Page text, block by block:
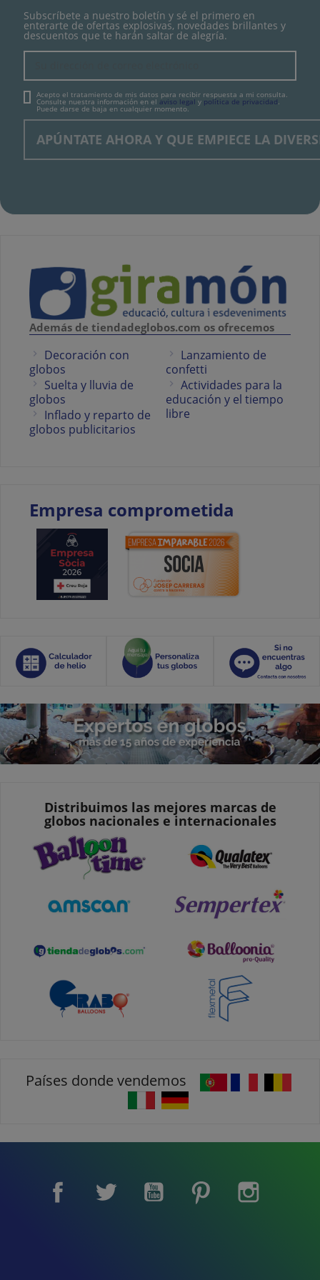
Subscríbete a nuestro boletín y sé el primero en
enterarte de ofertas explosivas, novedades brillantes y
descuentos que te harán saltar de alegría.
Acepto el tratamiento de mis datos para recibir respuesta a mi consulta.
Consulte nuestra información en el aviso legal y política de privacidad
Puede darse de baja en cualquier momento.
Además de tiendadeglobos.com os ofrecemos
Decoración con
globos
Suelta y lluvia de
globos
Inflado y reparto de
globos publicitarios
Lanzamiento de
confetti
Actividades para la
educación y el tiempo
libre
Empresa comprometida
Distribuimos las mejores marcas de
globos nacionales e internacionales
Países donde vendemos
Facebook Twitter YouTube Pinterest